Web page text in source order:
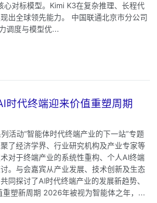
心对标模型。Kimi K3在复杂推理、长程代
出全球领先能力。 中国联通北京市分公司
调度与模型优...
时代终端迎来价值重塑周期
活动“智能体时代终端产业的下一站”专题
了经济学界、行业研究机构及产业专家等
对于终端产业的系统性重构、个人AI终端
。与会嘉宾从产业发展、技术创新及生态
同探讨了AI时代终端产业的发展新趋势、
塑新周期 2026年被视为智能体之年，...